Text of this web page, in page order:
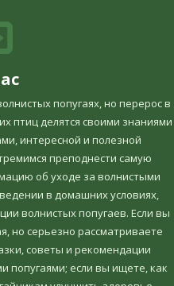
попугаях, но перерос в
птиц делятся своими знаниями
интересной и полезной
преподнести самую
об уходе за волнистыми
в домашних условиях,
волнистых попугаев. Если вы
но серьезно рассматриваете
советы и рекомендации
попугаями; если вы ищете, как